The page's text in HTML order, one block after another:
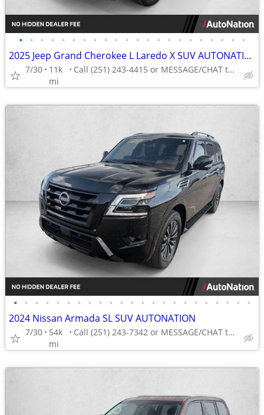
• • • • • • • • • • • • • • • • • • • • • •
2025 Jeep Grand Cherokee L Laredo X SUV AUTONATION
7/30
11k
mi
Call (251) 243-4415 or MESSAGE/CHAT to confirm availability
• • • • • • • • • • • • • • • • • • • • • • •
2024 Nissan Armada SL SUV AUTONATION
7/30
54k
mi
Call (251) 243-7342 or MESSAGE/CHAT to confirm availability